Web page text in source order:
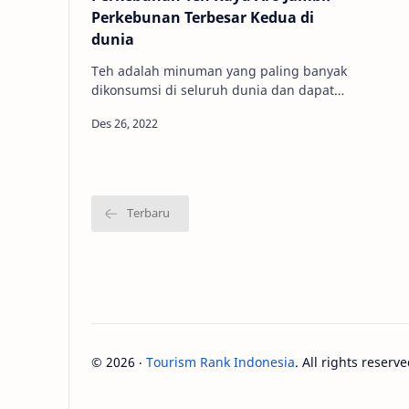
Perkebunan Terbesar Kedua di
dunia
Teh adalah minuman yang paling banyak
dikonsumsi di seluruh dunia dan dapat
setiap negara. Teh telah lama dik…
© 2026 ‧ Tourism Rank Indonesia. All rights